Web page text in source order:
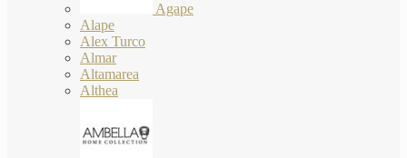
Agape
Alape
Alex Turco
Almar
Altamarea
Althea